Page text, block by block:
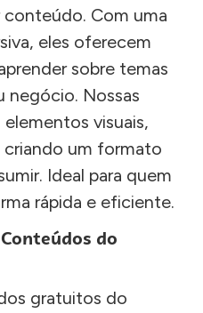
Com uma
eles oferecem
sobre temas
negócio. Nossas
visuais,
um formato
Ideal para quem
rápida e eficiente.
do
gratuitos do